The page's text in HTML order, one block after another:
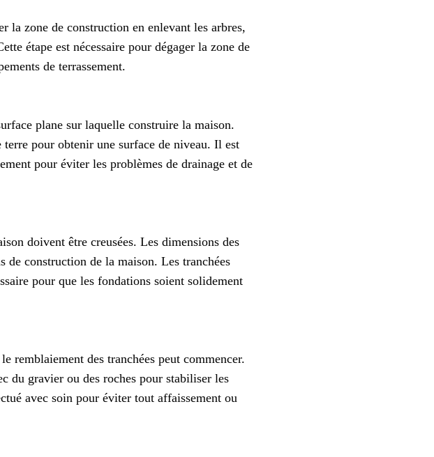
zone de construction en enlevant les arbres,
étape est nécessaire pour dégager la zone de
de terrassement.
plane sur laquelle construire la maison.
pour obtenir une surface de niveau. Il est
pour éviter les problèmes de drainage et de
doivent être creusées. Les dimensions des
de construction de la maison. Les tranchées
pour que les fondations soient solidement
remblaiement des tranchées peut commencer.
du gravier ou des roches pour stabiliser les
avec soin pour éviter tout affaissement ou